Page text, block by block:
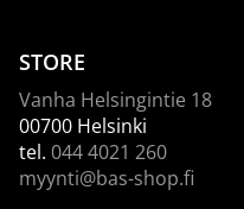
STORE
Vanha Helsingintie 18
00700 Helsinki
tel. 044 4021 260
myynti@bas-shop.fi